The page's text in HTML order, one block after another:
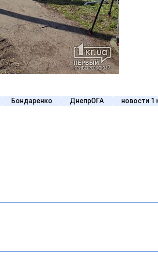
Бондаренко ДнепрОГА
новости 1